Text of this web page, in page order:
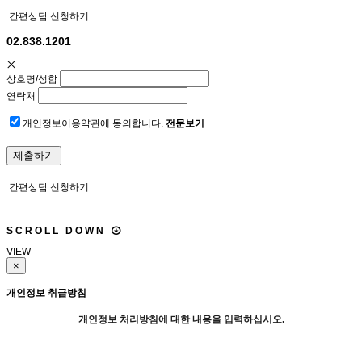
간편상담 신청하기
02.838.1201
상호명/성함
연락처
개인정보이용약관에 동의합니다. 전문보기
간편상담 신청하기
S C R O L L D O W N
VIEW
×
개인정보 취급방침
개인정보 처리방침에 대한 내용을 입력하십시오.